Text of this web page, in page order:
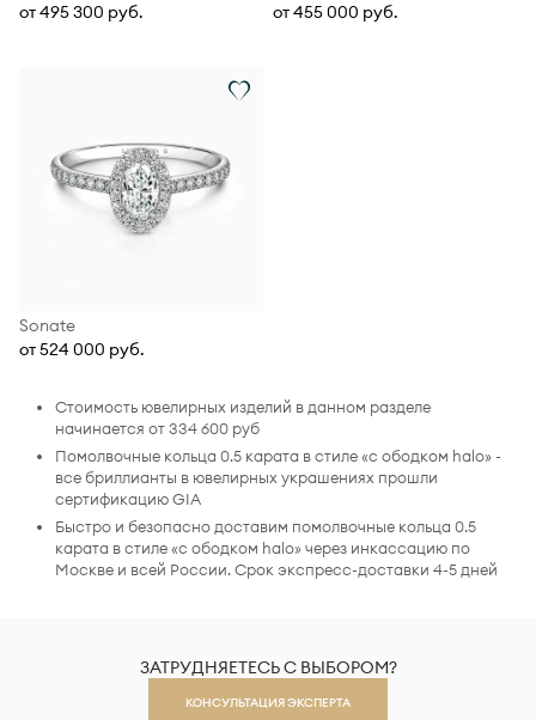
от 495 300 руб.
от 455 000 руб.
Sonate
от 524 000 руб.
Стоимость ювелирных изделий в данном разделе
начинается от 334 600 руб
Помолвочные кольца 0.5 карата в стиле «с ободком halo» -
все бриллианты в ювелирных украшениях прошли
сертификацию GIA
Быстро и безопасно доставим помолвочные кольца 0.5
карата в стиле «с ободком halo» через инкассацию по
Москве и всей России. Срок экспресс-доставки 4-5 дней
ЗАТРУДНЯЕТЕСЬ С ВЫБОРОМ?
КОНСУЛЬТАЦИЯ ЭКСПЕРТА